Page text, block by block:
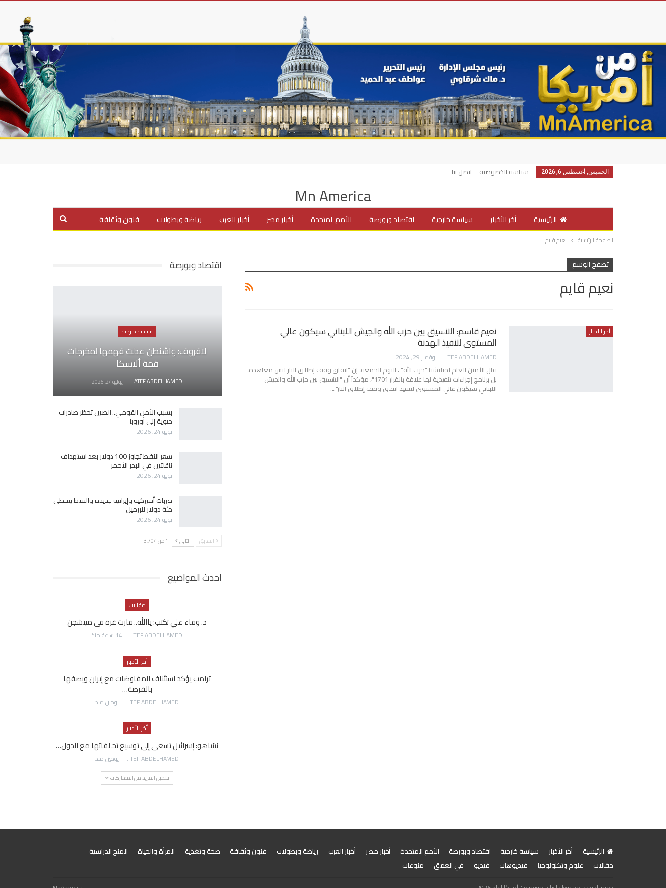
الخميس, أغسطس 6, 2026 سياسة الخصوصية اتصل بنا
Mn America
الرئيسية أخر الأخبار سياسة خارجية اقتصاد وبورصة الأمم المتحدة أخبار مصر أخبار العرب رياضة وبطولات
فنون وثقافة
صحة وتغذية
الصفحة الرئيسية نعيم قايم
تصفح الوسم
نعيم قايم
أخر الأخبار نعيم قاسم: التنسيق بين حزب الله والجيش اللبناني سيكون عالي
المستوى لتنفيذ الهدنة
AWATEF ABDELHAMED نوفمبر 29, 2024
قال الأمين العام لميليشيا "حزب الله" ، اليوم الجمعة، إن "اتفاق وقف إطلاق النار ليس معاهدة،
بل برنامج إجراءات تنفيذية لها علاقة بالقرار 1701"، مؤكداً أن "التنسيق بين حزب الله والجيش
اللبناني سيكون عالي المستوى لتنفيذ اتفاق وقف إطلاق النار".…
اقتصاد وبورصة
سياسة خارجية
لافروف: واشنطن عدلت فهمها لمخرجات
قمة ألاسكا
AWATEF ABDELHAMED يوليو 24, 2026
بسبب الأمن القومي.. الصين تحظر صادرات
حيوية إلى أوروبا
يوليو 24, 2026
سعر النفط تجاوز 100 دولار بعد استهداف
ناقلتين في البحر الأحمر
يوليو 24, 2026
ضربات أميركية وإيرانية جديدة والنفط يتخطى
مئة دولار للبرميل
يوليو 24, 2026
السابق التالي 1 من 3٬704
احدث المواضيع
مقالات
د. وفاء علي تكتب: ياالله.. فازت غزة فى ميتشجن
AWATEF ABDELHAMED 14 ساعة منذ
أخر الأخبار
ترامب يؤكد استئناف المفاوضات مع إيران ويصفها
بالفرصة…
AWATEF ABDELHAMED يومين منذ
أخر الأخبار
نتنياهو: إسرائيل تسعى إلى توسيع تحالفاتها مع الدول…
AWATEF ABDELHAMED يومين منذ
تحميل المزيد من المشاركات
الرئيسية أخر الأخبار سياسة خارجية اقتصاد وبورصة الأمم المتحدة أخبار مصر أخبار العرب رياضة وبطولات فنون وثقافة صحة وتغذية المرأة والحياة
المنح الدراسية
مقالات
علوم وتكنولوجيا فيديوهات فيديو في العمق منوعات